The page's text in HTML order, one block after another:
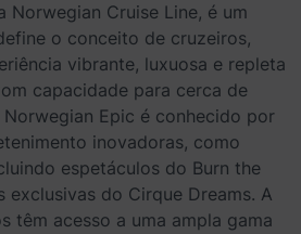
Norwegian Cruise Line, é um
o conceito de cruzeiros,
vibrante, luxuosa e repleta
capacidade para cerca de
Epic é conhecido por
inovadoras, como
espetáculos do Burn the
exclusivas do Cirque Dreams. A
têm acesso a uma ampla gama